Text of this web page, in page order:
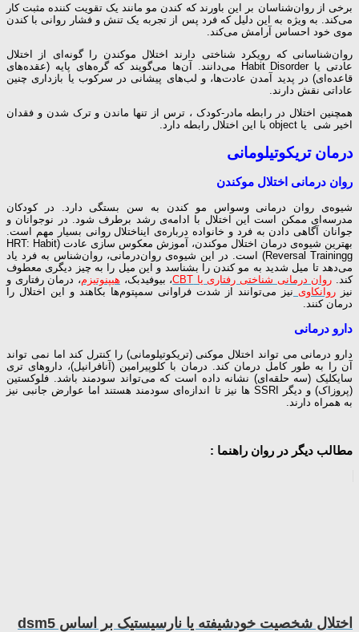
برخی از روان‌شناسان بر این باورند که کندن مو مانند یک تقویت کننده‌ مثبت کار
می‌کند. به ویژه به این دلیل که فرد پس از تجربه‌ یک تنش و فشار روانی با کندن
موی خود احساس آرامش می‌کند.
روان‌شناسانی که رویکرد شناختی دارند اختلال موکندن را گونه‌ای از اختلال
عادتی یا Habit Disorder می‌دانند. آن‌ها می‌گویند که گره‌های پایه (عقده‌های
قاعده‌ای) در پدید آمدن عادت‌ها، و لب‌های پیشانی در سرکوب یا بازداری چنین
عاداتی نقش دارند.
همچنین اختلال در رابطه مادر-کودک ، ترس از تنها ماندن و ترک شدن و فقدان
اخیر شی یا object با این اختلال رابطه دارد.
درمان تریکوتیلومانی
روان درمانی اختلال موکندن
شیوه‌ی روان درمانی وسواس مو کندن به سن بستگی دارد. در کودکان
مدرسه‌ای ممکن است این اختلال با ادامه‌ی رشد برطرف شود. در نوجوانان و
جوانان آگاهی دادن به فرد و خانواده‌ درباره‌ی ایناختلال روانی بسیار مهم است.
بهترین شیوه‌ی درمان اختلال موکندن، آموزش معکوس سازی عادت (HRT: Habit
Reversal Trainingg) است. در این شیوه‌ی روان‌درمانی، روان‌شناس به فرد یاد
می‌دهد تا میل شدید به مو کندن را بشناسد و این میل را به چیز دیگری معطوف
کند. روان درمانی شناختی رفتاری یا CBT ، بیوفیدبک، هیپنوتیزم، درمان رفتاری و
نیز روانکاوی نیز می‌توانند از شدت فراوانی سمپتوم‌ها بکاهند و این اختلال را
درمان کنند.
دارو درمانی
دارو درمانی می تواند اختلال موکنی (تریکوتیلومانی) را کنترل کند اما نمی تواند
آن را به طور کامل درمان کند. درمان با کلوپیرامین (آنافرانیل)، داروهای تری
سایکلیک (سه حلقه‌ای) نشانه داده است که می‌تواند سودمند باشد. فلوکستین
(پروزاک) و دیگر SSRI ها نیز تا اندازه‌ای سودمند هستند اما عوارض جانبی نیز
به همراه دارند.
مطالب دیگر در روان راهنما :
اختلال شخصیت خودشیفته یا نارسیستیک بر اساس dsm5